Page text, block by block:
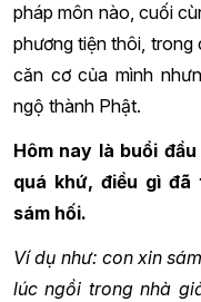
pháp môn nào, cuối
phương tiện thôi, trong
căn cơ của mình
ngộ thành Phật.
Hôm nay là buổi
quá khứ, điều gì
sám hối.
Ví dụ như: con xin
lúc ngồi trong nhà